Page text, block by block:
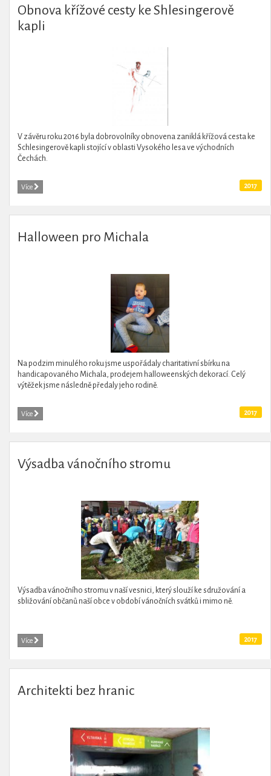
Obnova křížové cesty ke Shlesingerově
kapli
V závěru roku 2016 byla dobrovolníky obnovena zaniklá křížová cesta ke
Schlesingerově kapli stojící v oblasti Vysokého lesa ve východních
Čechách.
Více 2017
Halloween pro Michala
Na podzim minulého roku jsme uspořádaly charitativní sbírku na
handicapovaného Michala, prodejem halloweenských dekorací. Celý
výtěžek jsme následně předaly jeho rodině.
Více 2017
Výsadba vánočního stromu
Výsadba vánočního stromu v naší vesnici, který slouží ke sdružování a
sbližování občanů naší obce v období vánočních svátků i mimo ně.
Více 2017
Architekti bez hranic